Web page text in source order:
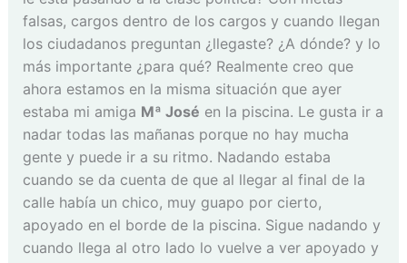
falsas, cargos dentro de los cargos y cuando llegan
los ciudadanos preguntan ¿llegaste? ¿A dónde? y lo
más importante ¿para qué? Realmente creo que
ahora estamos en la misma situación que ayer
estaba mi amiga Mª José en la piscina. Le gusta ir a
nadar todas las mañanas porque no hay mucha
gente y puede ir a su ritmo. Nadando estaba
cuando se da cuenta de que al llegar al final de la
calle había un chico, muy guapo por cierto,
apoyado en el borde de la piscina. Sigue nadando y
cuando llega al otro lado lo vuelve a ver apoyado y